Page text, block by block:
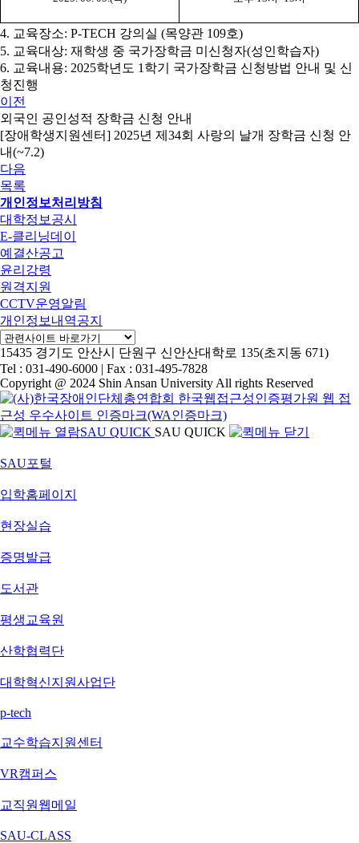
4. 교육장소: P-TECH 강의실 (목양관 109호)
5. 교육대상: 재학생 중 국가장학금 미신청자(성인학습자)
6. 교육내용: 2025학년도 1 학기 국가장학금 신청방법 안내 및 신
청진행
이전
외국인 공인성적 장학금 신청 안내
[장애학생지원센터] 2025년 제34회 사랑의 날개 장학금 신청 안
내(~7.2)
다음
목록
개인정보처리방침
대학정보공시
E-클리닝데이
예결산공고
윤리강령
원격지원
CCTV운영알림
개인정보내역공지
15435 경기도 안산시 단원구 신안산대학로 135(초지동 671)
Tel : 031-490-6000 | Fax : 031-495-7828
Copyright @ 2024 Shin Ansan University All rights Reserved
SAU QUICK SAU QUICK
SAU포털
입학홈페이지
현장실습
증명발급
도서관
평생교육원
산학협력단
대학혁신지원사업단
p-tech
교수학습지원센터
VR캠퍼스
교직원웹메일
SAU-CLASS